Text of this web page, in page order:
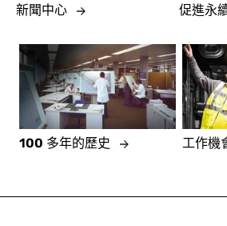
新聞中心 促進永
100 多年的歷史 工作機